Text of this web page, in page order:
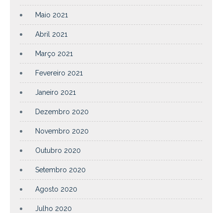
Maio 2021
Abril 2021
Março 2021
Fevereiro 2021
Janeiro 2021
Dezembro 2020
Novembro 2020
Outubro 2020
Setembro 2020
Agosto 2020
Julho 2020